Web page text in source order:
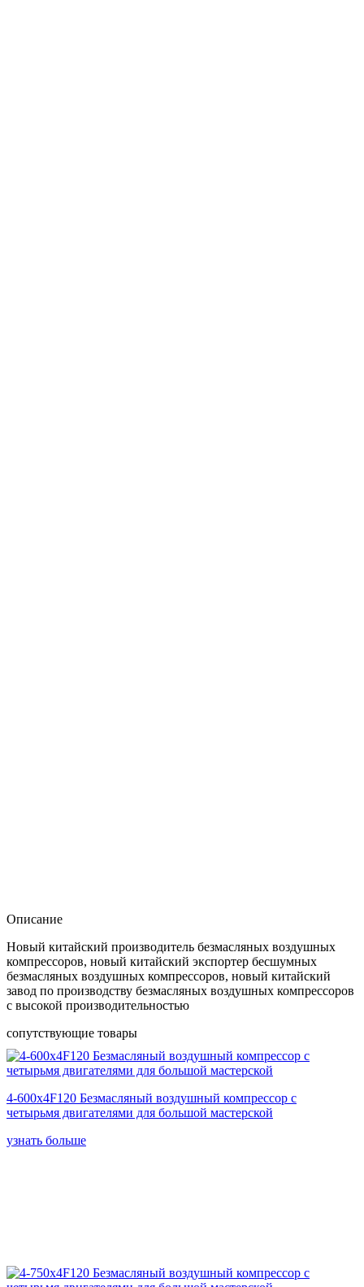
Описание
Новый китайский производитель безмасляных воздушных
компрессоров, новый китайский экспортер бесшумных
безмасляных воздушных компрессоров, новый китайский
завод по производству безмасляных воздушных компрессоров
с высокой производительностью
сопутствующие товары
4-600x4F120 Безмасляный воздушный компрессор с
четырьмя двигателями для большой мастерской
узнать больше